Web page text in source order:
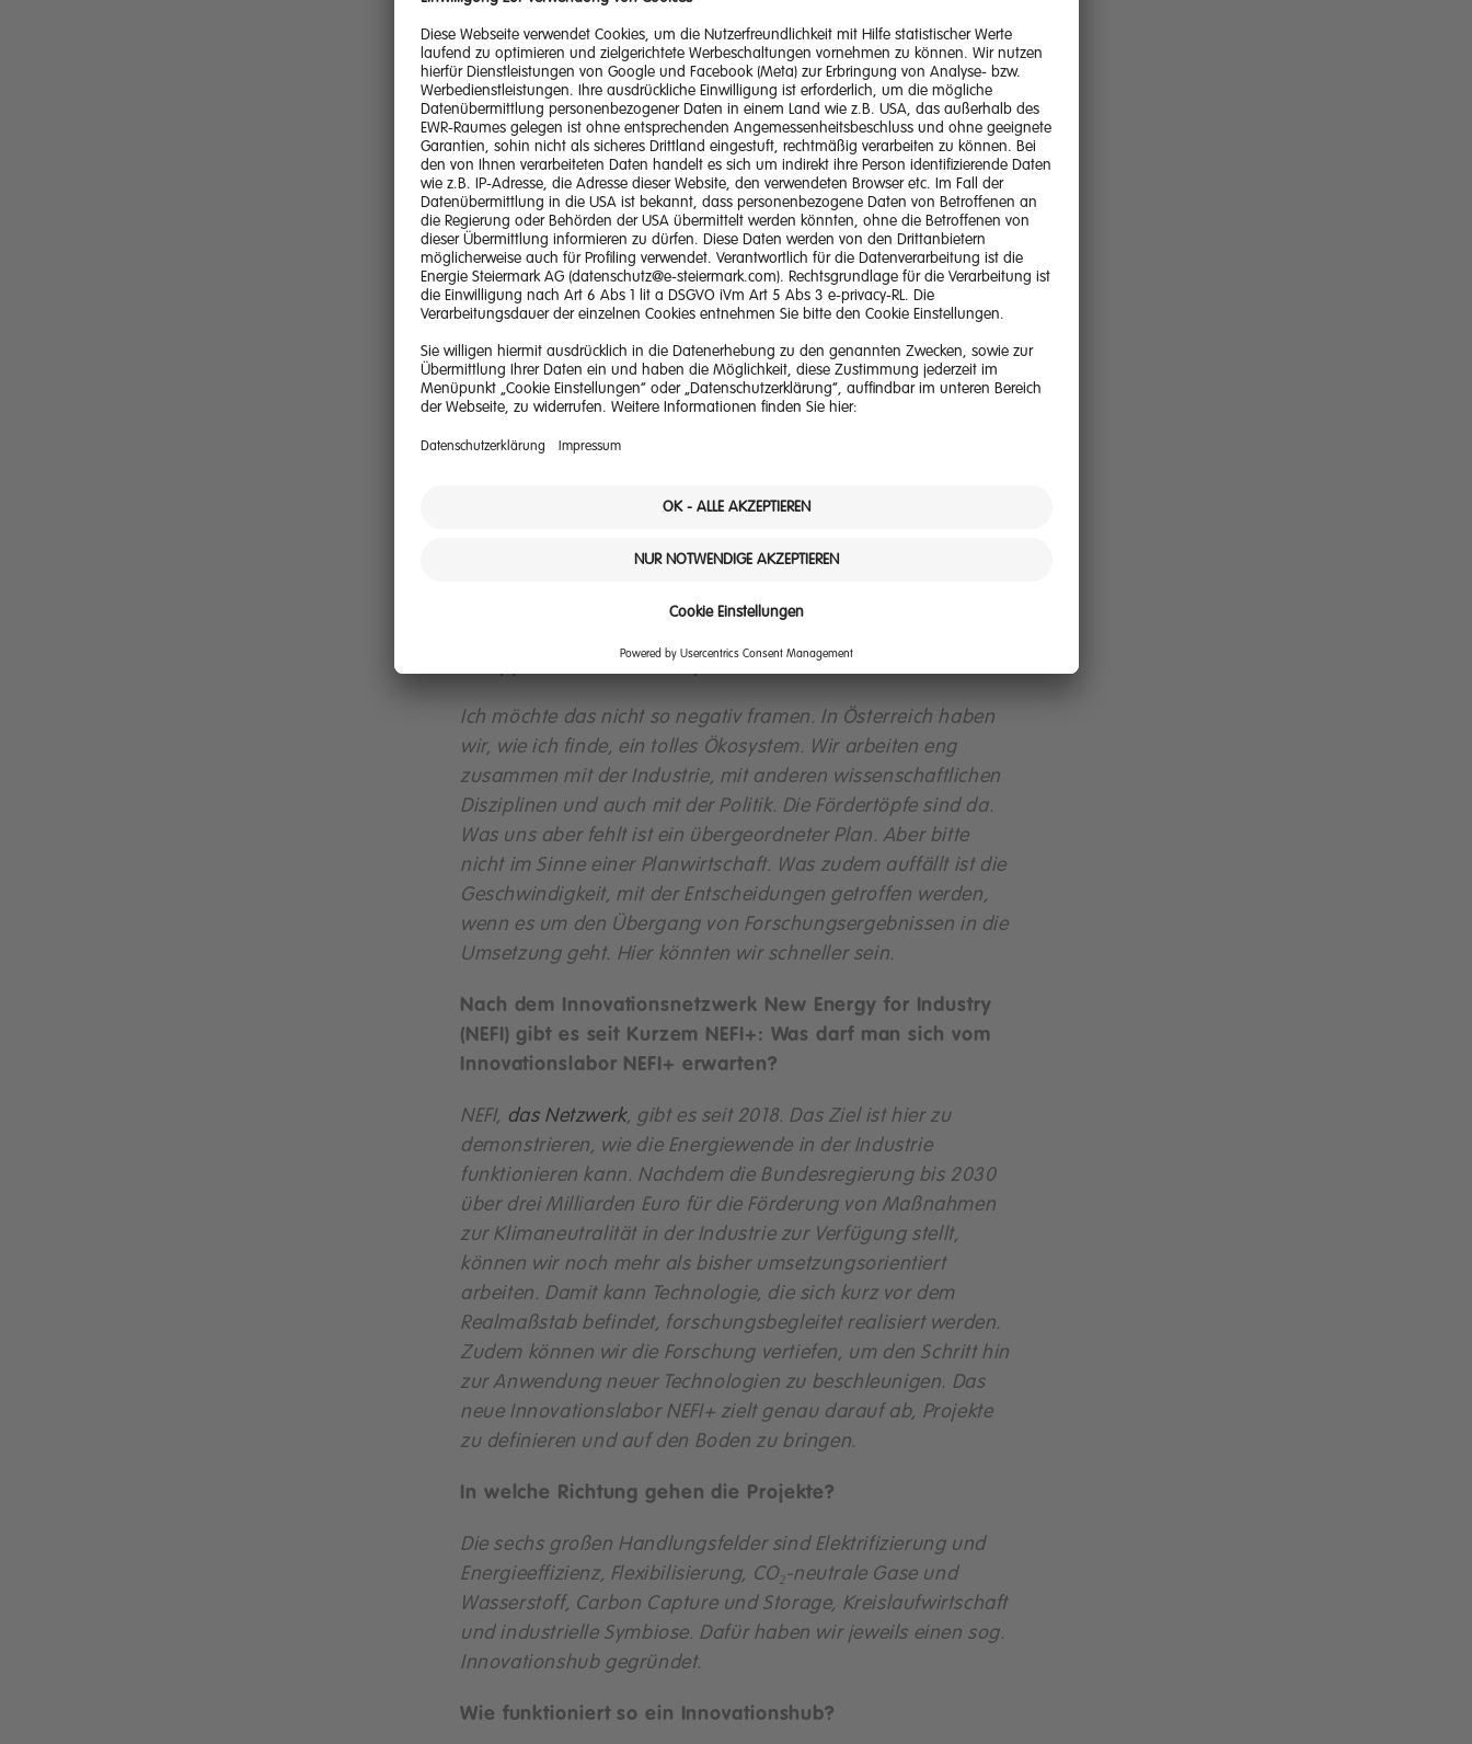
Wie kann die Transformation, im Gleichschritt mit der
Industrie, gelingen?
Es gibt immer noch den Narrativ, dass für die Energiewende
alles da ist und wir nur tun müssen. Kurzfristig ist das richtig,
langfristig betrachtet nicht. Wir wollen von Prototypen zu
großen Industrielösungen kommen, weshalb die
Technologieentwicklung zentral ist. Seitens der Forschung
haben wir Handlungsfelder, Technologien und Hebel zwar
schon definiert. Wesentlich ist aber, dass wir trotzdem mehr
über die Begleitung der Transformation nachdenken und,
dass wir seitens der Wissenschaft Leitplanken definieren. Der
Masterplan Grüne Energie 2040ist dabei ein Puzzlestein.
Für die Transformation des industriellen Energiesystems
uns haben. Die Wissenschaft kann zu dieser Zuversicht einen
sondern um eine wirtschaftliche, soziale und auch um eine
salopp formuliert: wo haperts?
Ich möchte das nicht so negativ framen. In Österreich haben
wir, wie ich finde, ein tolles Ökosystem. Wir arbeiten eng
zusammen mit der Industrie, mit anderen wissenschaftlichen
Disziplinen und auch mit der Politik. Die Fördertöpfe sind da.
Was uns aber fehlt ist ein übergeordneter Plan. Aber bitte
nicht im Sinne einer Planwirtschaft. Was zudem auffällt ist die
Geschwindigkeit, mit der Entscheidungen getroffen werden,
wenn es um den Übergang von Forschungsergebnissen in die
Umsetzung geht. Hier könnten wir schneller sein.
Nach dem Innovationsnetzwerk New Energy for Industry
(NEFI) gibt es seit Kurzem NEFI+: Was darf man sich vom
Innovationslabor NEFI+ erwarten?
NEFI, das Netzwerk, gibt es seit 2018. Das Ziel ist hier zu
demonstrieren, wie die Energiewende in der Industrie
funktionieren kann. Nachdem die Bundesregierung bis 2030
über drei Milliarden Euro für die Förderung von Maßnahmen
zur Klimaneutralität in der Industrie zur Verfügung stellt,
können wir noch mehr als bisher umsetzungsorientiert
arbeiten. Damit kann Technologie, die sich kurz vor dem
Realmaßstab befindet, forschungsbegleitet realisiert werden.
Zudem können wir die Forschung vertiefen, um den Schritt hin
zur Anwendung neuer Technologien zu beschleunigen. Das
neue Innovationslabor NEFI+ zielt genau darauf ab, Projekte
zu definieren und auf den Boden zu bringen.
In welche Richtung gehen die Projekte?
Die sechs großen Handlungsfelder sind Elektrifizierung und
Energieeffizienz, Flexibilisierung, CO₂-neutrale Gase und
Wasserstoff, Carbon Capture und Storage, Kreislaufwirtschaft
und industrielle Symbiose. Dafür haben wir jeweils einen sog.
Innovationshub gegründet.
Wie funktioniert so ein Innovationshub?